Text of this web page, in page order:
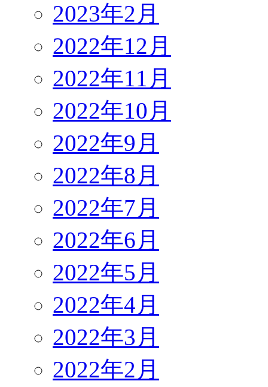
2023年2月
2022年12月
2022年11月
2022年10月
2022年9月
2022年8月
2022年7月
2022年6月
2022年5月
2022年4月
2022年3月
2022年2月